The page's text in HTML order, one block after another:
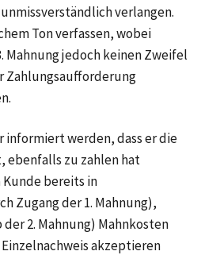
verlangen.
Ton verfassen, wobei
Mahnung jedoch keinen Zweifel
Zahlungsaufforderung
informiert werden, dass er die
ebenfalls zu zahlen hat
Kunde bereits in
Zugang der 1. Mahnung),
2. Mahnung) Mahnkosten
akzeptieren